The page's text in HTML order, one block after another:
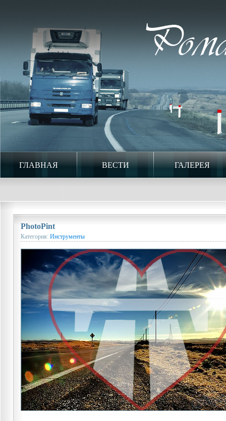
ГЛАВНАЯ ВЕСТИ ГАЛЕРЕЯ
PhotoPint
Категория: Инструменты